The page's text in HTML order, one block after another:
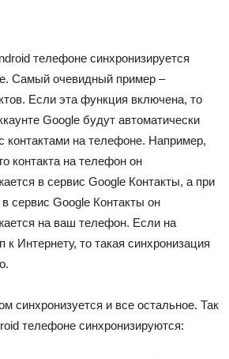
телефоне синхронизируется
Самый очевидный пример –
Если эта функция включена, то
Google будут автоматически
контактами на телефоне. Например,
контакта на телефон он
в сервис Google Контакты, а при
сервис Google Контакты он
на ваш телефон. Если на
к Интернету, то такая синхронизация
синхронизуется и все остальное. Так
телефоне синхронизируются: